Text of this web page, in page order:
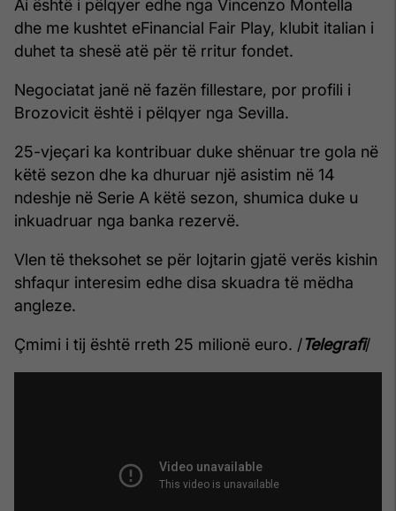
Ai është i pëlqyer edhe nga Vincenzo Montella
dhe me kushtet eFinancial Fair Play, klubit italian i
duhet ta shesë atë për të rritur fondet.
Negociatat janë në fazën fillestare, por profili i
Brozovicit është i pëlqyer nga Sevilla.
25-vjeçari ka kontribuar duke shënuar tre gola në
këtë sezon dhe ka dhuruar një asistim në 14
ndeshje në Serie A këtë sezon, shumica duke u
inkuadruar nga banka rezervë.
Vlen të theksohet se për lojtarin gjatë verës kishin
shfaqur interesim edhe disa skuadra të mëdha
angleze.
Çmimi i tij është rreth 25 milionë euro. /Telegrafi/